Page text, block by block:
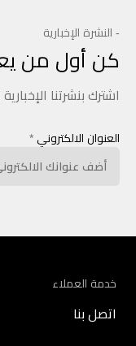
- النشرة الإخبارية
كن أول من
اشترك بنشرتنا
العنوان الالكتروني *
خدمة العملاء
اتصل بنا